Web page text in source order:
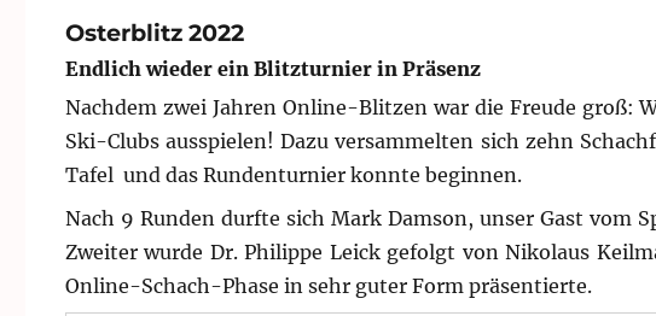
Osterblitz 2022
Endlich wieder ein Blitzturnier in Präsenz
Nachdem zwei Jahren Online-Blitzen war die Freude
Ski-Clubs ausspielen! Dazu versammelten sich zehn
Tafel und das Rundenturnier konnte beginnen.
Nach 9 Runden durfte sich Mark Damson, unser Gast vom
Zweiter wurde Dr. Philippe Leick gefolgt von Nikolaus
Online-Schach-Phase in sehr guter Form präsentierte.